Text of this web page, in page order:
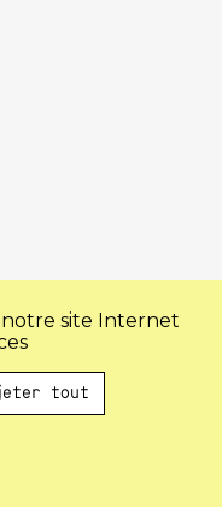
notre site Internet
tout